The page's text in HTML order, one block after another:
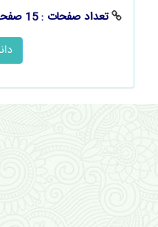
تعداد صفحات : 15 صفحه